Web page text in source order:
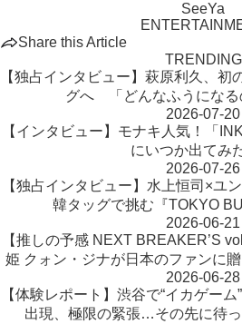
SeeYa
Share this Article
TRENDING
【独占インタビュー】萩原利久、初
グへ 「どんなふうになる
2026-07-20
【インタビュー】モナキ人気！「
にいつか出てみ
2026-07-26
【独占インタビュー】水上恒司×
韓タッグで挑む『TOKYO
2026-06-21
【推しの予感 NEXT BREAKER’S
姫 クォン・ジナが日本のファンに
2026-06-28
【体験レポート】渋谷で“イカゲー
出現、極限の緊張…その先に待っ